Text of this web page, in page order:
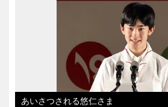
あいさつされる悠仁さま